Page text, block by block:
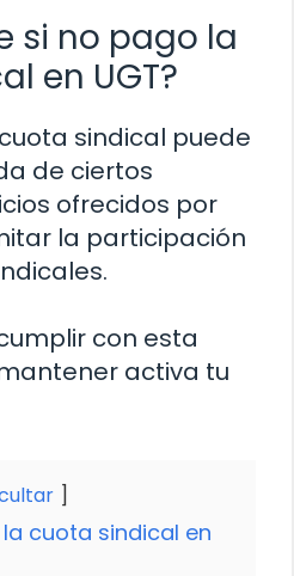
si no pago la
en UGT?
sindical puede
de ciertos
ofrecidos por
la participación
con esta
activa tu
cuota sindical en